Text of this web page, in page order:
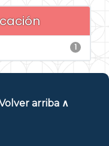
1
arriba ∧